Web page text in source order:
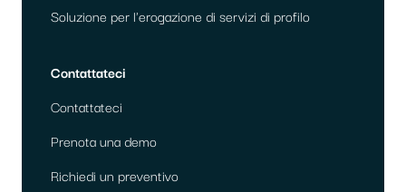
Soluzione per l'erogazione di servizi di profilo
Contattateci
Contattateci
Prenota una demo
Richiedi un preventivo